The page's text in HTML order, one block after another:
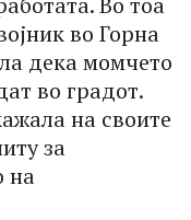
во Горна
дека момчето
во градот.
на своите
за
на